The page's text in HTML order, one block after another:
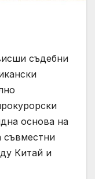
съдебни
основа на
съвместни
Китай и